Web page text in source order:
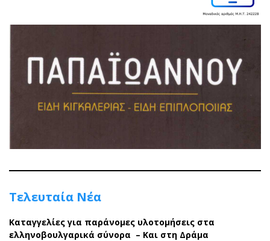
Τελευταία Νέα
Καταγγελίες για παράνομες υλοτομήσεις στα
ελληνοβουλγαρικά σύνορα – Και στη Δράμα